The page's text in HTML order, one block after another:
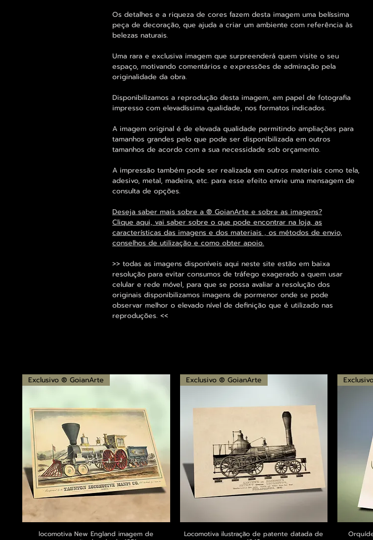
Os detalhes e a riqueza de cores fazem desta imagem uma belíssima
peça de decoração, que ajuda a criar um ambiente com referência às
belezas naturais.
Uma rara e exclusiva imagem que surpreenderá quem visite o seu
espaço, motivando comentários e expressões de admiração pela
originalidade da obra.
Disponibilizamos a reprodução desta imagem, em papel de fotografia
impresso com elevadíssima qualidade, nos formatos indicados.
A imagem original é de elevada qualidade permitindo ampliações para
tamanhos grandes pelo que pode ser disponibilizada em outros
tamanhos de acordo com a sua necessidade sob orçamento.
A impressão também pode ser realizada em outros materiais como tela,
adesivo, metal, madeira, etc. para esse efeito envie uma mensagem de
consulta de opções.
Deseja saber mais sobre a ® GoianArte e sobre as imagens?
Clique aqui, vai saber sobre o que pode encontrar na loja, as
características das imagens e dos materiais , os métodos de envio,
conselhos de utilização e como obter apoio.
>> todas as imagens disponíveis aqui neste site estão em baixa
resolução para evitar consumos de tráfego exagerado a quem usar
celular e rede móvel, para que se possa avaliar a resolução dos
originais disponibilizamos imagens de pormenor onde se pode
observar melhor o elevado nível de definição que é utilizado nas
reproduções. <<
Visualização rápida
Exclusivo ® GoianArte
locomotiva New England imagem de
Visualização rápida
Exclusivo ® GoianArte
Locomotiva ilustração de patente datada de